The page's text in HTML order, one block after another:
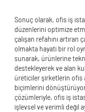
Sonuç olarak, ofis iş
düzenlerini optimize
çalışan refahını artıran
olmakta hayati bir rol
sunarak, ürünlerine
destekleyerek ve alan
üreticiler şirketlerin ofis
biçimlerini
çözümleriyle, ofis iş
işlevsel ve verimli değil